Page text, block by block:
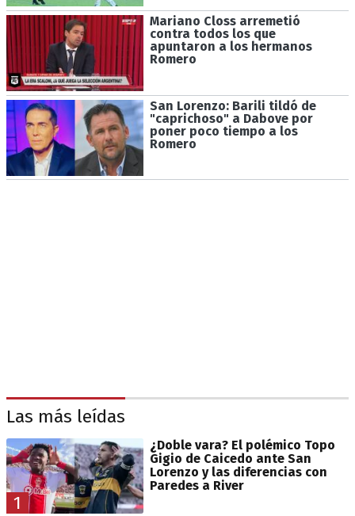
Mariano Closs arremetió
contra todos los que
apuntaron a los hermanos
Romero
San Lorenzo: Barili tildó de
"caprichoso" a Dabove por
poner poco tiempo a los
Romero
Las más leídas
1
¿Doble vara? El polémico Topo
Gigio de Caicedo ante San
Lorenzo y las diferencias con
Paredes a River